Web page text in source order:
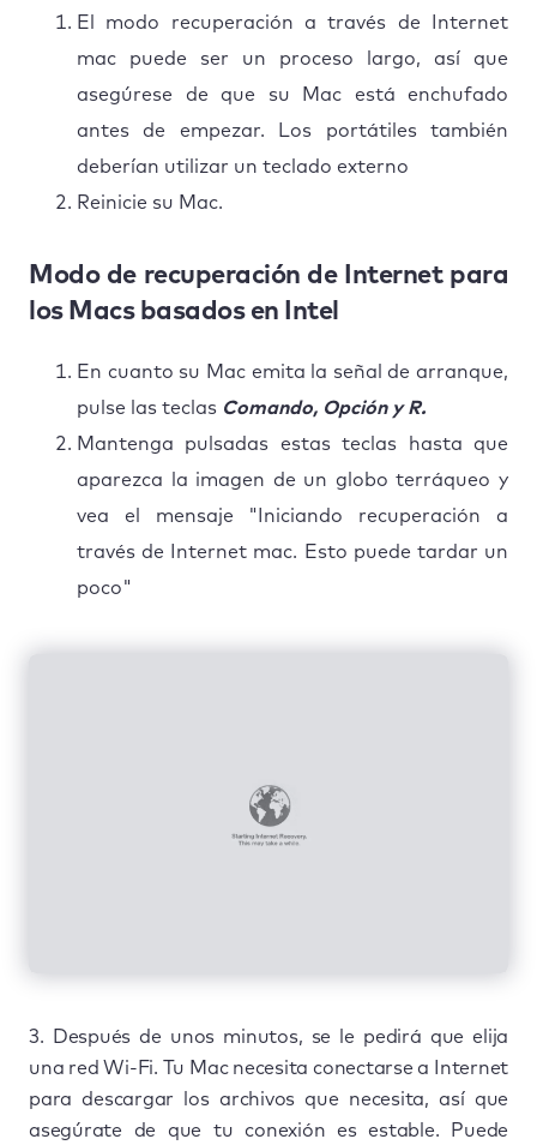
El modo recuperación a través de Internet
mac puede ser un proceso largo, así que
asegúrese de que su Mac está enchufado
antes de empezar. Los portátiles también
deberían utilizar un teclado externo
Reinicie su Mac.
Modo de recuperación de Internet para
los Macs basados en Intel
En cuanto su Mac emita la señal de arranque,
pulse las teclas Comando, Opción y R.
Mantenga pulsadas estas teclas hasta que
aparezca la imagen de un globo terráqueo y
vea el mensaje "Iniciando recuperación a
través de Internet mac. Esto puede tardar un
poco"
3. Después de unos minutos, se le pedirá que elija
una red Wi-Fi. Tu Mac necesita conectarse a Internet
para descargar los archivos que necesita, así que
asegúrate de que tu conexión es estable. Puede